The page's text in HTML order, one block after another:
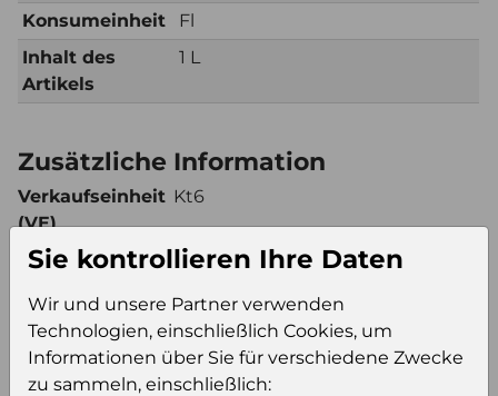
Konsumeinheit
Fl
Inhalt des
Artikels
1 L
Zusätzliche Information
Verkaufseinheit
(VE)
Kt6
Verkaufseinheit 90
Konsumeinheit Fl
Stückzahl pro
Palette
540
Sie kontrollieren Ihre Daten
Wir und unsere Partner verwenden
Technologien, einschließlich Cookies, um
Informationen über Sie für verschiedene Zwecke
zu sammeln, einschließlich: